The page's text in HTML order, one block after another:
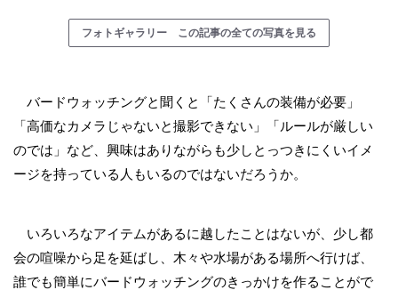
フォトギャラリー この記事の全ての写真を見る
バードウォッチングと聞くと「たくさんの装備が必要」
「高価なカメラじゃないと撮影できない」「ルールが厳しい
のでは」など、興味はありながらも少しとっつきにくいイメ
ージを持っている人もいるのではないだろうか。
いろいろなアイテムがあるに越したことはないが、少し都
会の喧噪から足を延ばし、木々や水場がある場所へ行けば、
誰でも簡単にバードウォッチングのきっかけを作ることがで